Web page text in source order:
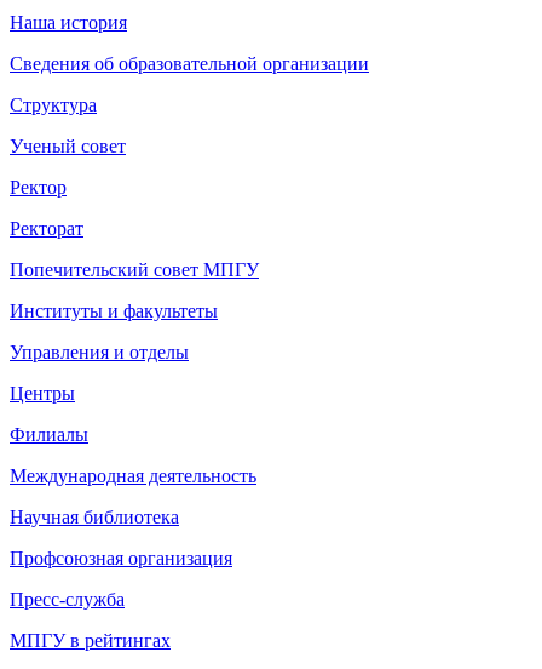
Наша история
Сведения об образовательной организации
Структура
Ученый совет
Ректор
Ректорат
Попечительский совет МПГУ
Институты и факультеты
Управления и отделы
Центры
Филиалы
Международная деятельность
Научная библиотека
Профсоюзная организация
Пресс-служба
МПГУ в рейтингах